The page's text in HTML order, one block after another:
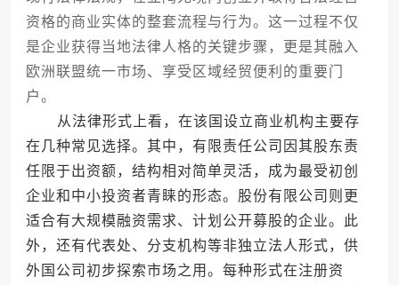
资格的商业实体的整套流程与行为。这一过程不仅
是企业获得当地法律人格的关键步骤，更是其融入
欧洲联盟统一市场、享受区域经贸便利的重要门
户。
从法律形式上看，在该国设立商业机构主要存
在几种常见选择。其中，有限责任公司因其股东责
任限于出资额，结构相对简单灵活，成为最受初创
企业和中小投资者青睐的形态。股份有限公司则更
适合有大规模融资需求、计划公开募股的企业。此
外，还有代表处、分支机构等非独立法人形式，供
外国公司初步探索市场之用。每种形式在注册资